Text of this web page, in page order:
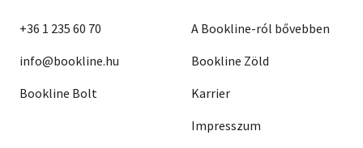
+36 1 235 60 70
info@bookline.hu
Bookline Bolt
A Bookline-ról bővebben
Bookline Zöld
Karrier
Impresszum